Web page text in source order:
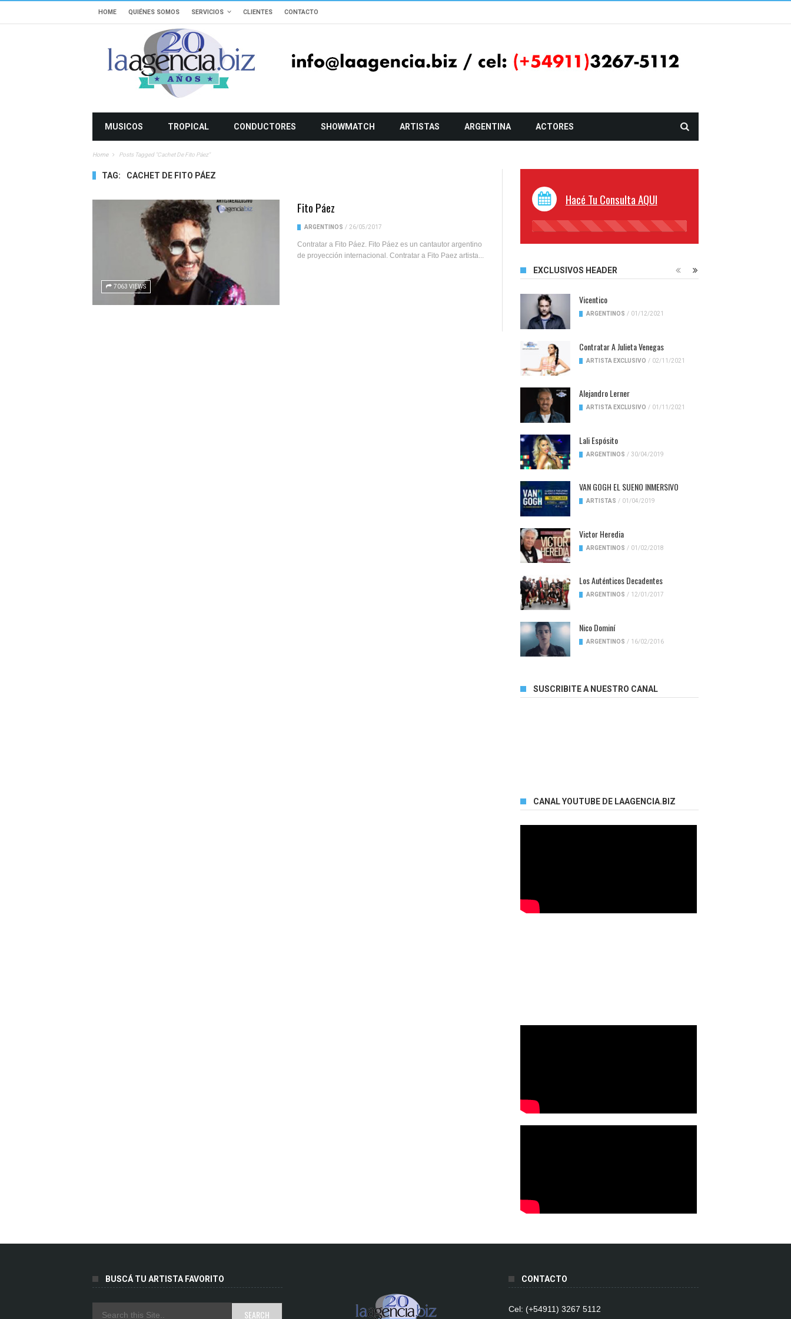
HOME QUIÉNES SOMOS SERVICIOS CLIENTES CONTACTO
MUSICOS TROPICAL CONDUCTORES SHOWMATCH ARTISTAS ARGENTINA ACTORES
Home Posts Tagged "cachet De Fito Páez"
TAG: CACHET DE FITO PÁEZ
7063 VIEWS
Fito Páez
ARGENTINOS / 26/05/2017
Contratar a Fito Páez. Fito Páez es un cantautor argentino
de proyección internacional. Contratar a Fito Paez artista...
Hacé Tu Consulta AQUI
45%
EXCLUSIVOS HEADER
Vicentico
ARGENTINOS / 01/12/2021
Contratar A Julieta Venegas
ARTISTA EXCLUSIVO / 02/11/2021
Alejandro Lerner
ARTISTA EXCLUSIVO / 01/11/2021
Lali Espósito
ARGENTINOS / 30/04/2019
VAN GOGH EL SUENO INMERSIVO
ARTISTAS / 01/04/2019
Victor Heredia
ARGENTINOS / 01/02/2018
Los Auténticos Decadentes
ARGENTINOS / 12/01/2017
Nico Dominí
ARGENTINOS / 16/02/2016
SUSCRIBITE A NUESTRO CANAL
CANAL YOUTUBE DE LAAGENCIA.BIZ
BUSCÁ TU ARTISTA FAVORITO CONTACTO
Cel: (+54911) 3267 5112